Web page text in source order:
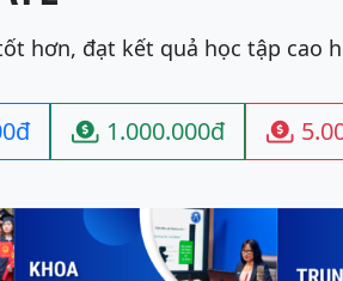
hơn, đạt kết quả học tập cao
 1.000.000đ 